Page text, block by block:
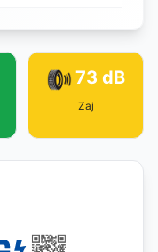
73 dB
Zaj